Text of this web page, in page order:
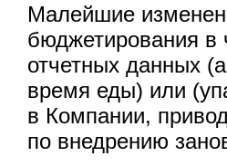
Малейшие
бюджетирования в
отчетных данных
время еды) или
в Компании,
по внедрению